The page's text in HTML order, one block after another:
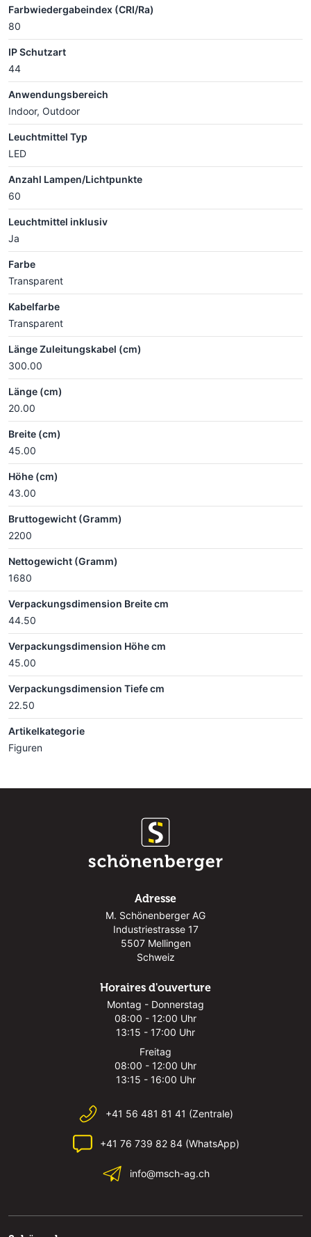
Farbwiedergabeindex (CRI/Ra)
80
IP Schutzart
44
Anwendungsbereich
Indoor, Outdoor
Leuchtmittel Typ
LED
Anzahl Lampen/Lichtpunkte
60
Leuchtmittel inklusiv
Ja
Farbe
Transparent
Kabelfarbe
Transparent
Länge Zuleitungskabel (cm)
300.00
Länge (cm)
20.00
Breite (cm)
45.00
Höhe (cm)
43.00
Bruttogewicht (Gramm)
2200
Nettogewicht (Gramm)
1680
Verpackungsdimension Breite cm
44.50
Verpackungsdimension Höhe cm
45.00
Verpackungsdimension Tiefe cm
22.50
Artikelkategorie
Figuren
Adresse
M. Schönenberger AG
Industriestrasse 17
5507 Mellingen
Schweiz
Horaires d'ouverture
Montag - Donnerstag
08:00 - 12:00 Uhr
13:15 - 17:00 Uhr
Freitag
08:00 - 12:00 Uhr
13:15 - 16:00 Uhr
+41 56 481 81 41 (Zentrale)
+41 76 739 82 84 (WhatsApp)
info@msch-ag.ch